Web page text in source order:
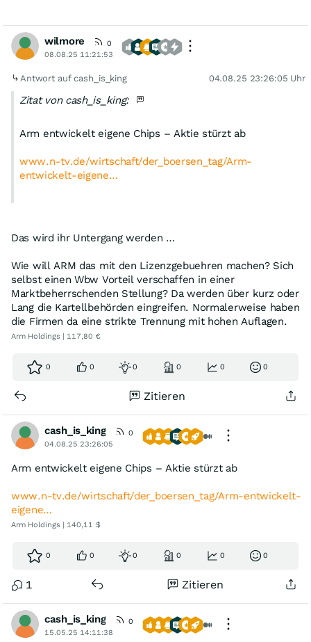
wilmore
0
08.08.25 11:21:53
Antwort auf cash_is_king 04.08.25 23:26:05 Uhr
Zitat von cash_is_king:
Arm entwickelt eigene Chips – Aktie stürzt ab
www.n-tv.de/wirtschaft/der_boersen_tag/Arm-
entwickelt-eigene…
Das wird ihr Untergang werden …
Wie will ARM das mit den Lizenzgebuehren machen? Sich
selbst einen Wbw Vorteil verschaffen in einer
Marktbeherrschenden Stellung? Da werden über kurz oder
Lang die Kartellbehörden eingreifen. Normalerweise haben
die Firmen da eine strikte Trennung mit hohen Auflagen.
Arm Holdings | 117,80 €
0 0 0 0 0 0
Zitieren
cash_is_king
0
04.08.25 23:26:05
Arm entwickelt eigene Chips – Aktie stürzt ab
www.n-tv.de/wirtschaft/der_boersen_tag/Arm-entwickelt-
eigene…
Arm Holdings | 140,11 $
0 0 0 0 0 0
1 Zitieren
cash_is_king
0
15.05.25 14:11:38